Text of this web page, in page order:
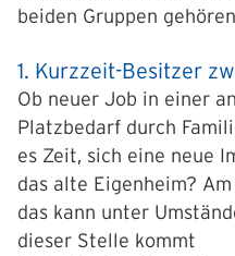
beiden Gruppen
1. Kurzzeit-Besitzer
Ob neuer Job in einer
Platzbedarf durch
es Zeit, sich eine neue
das alte Eigenheim?
das kann unter
dieser Stelle kommt